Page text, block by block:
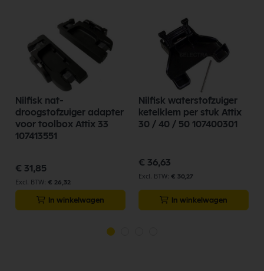
Nilfisk nat-
droogstofzuiger adapter
voor toolbox Attix 33
107413551
€ 31,85
€ 26,32
In winkelwagen
Nilfisk waterstofzuiger
ketelklem per stuk Attix
30 / 40 / 50 107400301
€ 36,63
€ 30,27
In winkelwagen